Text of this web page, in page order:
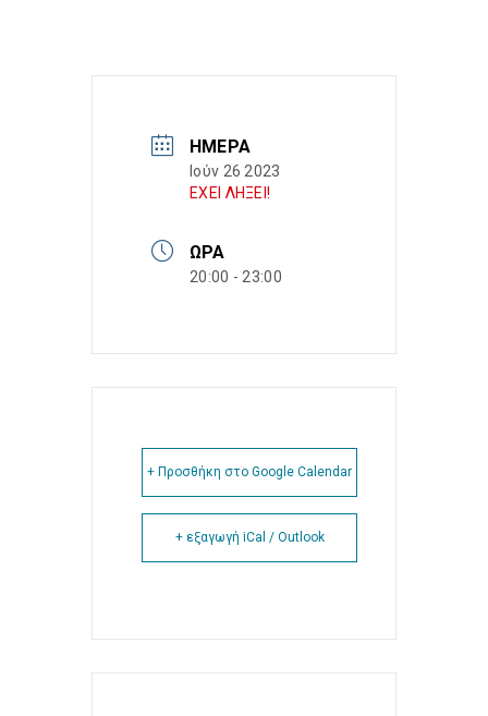
ΗΜΈΡΑ
Ιούν 26 2023
ΕΧΕΙ ΛΗΞΕΙ!
ΏΡΑ
20:00 - 23:00
+ Προσθήκη στο Google Calendar
+ εξαγωγή iCal / Outlook